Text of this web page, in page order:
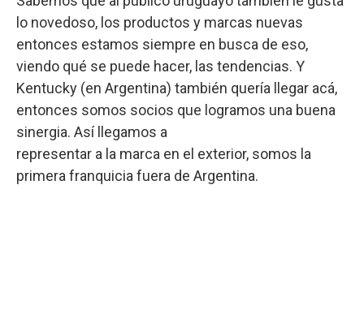
lo novedoso, los productos y marcas nuevas
entonces estamos siempre en busca de eso,
viendo qué se puede hacer, las tendencias. Y
Kentucky (en Argentina) también quería llegar acá,
entonces somos socios que logramos una buena
sinergia. Así llegamos a
representar a la marca en el exterior, somos la
primera franquicia fuera de Argentina.